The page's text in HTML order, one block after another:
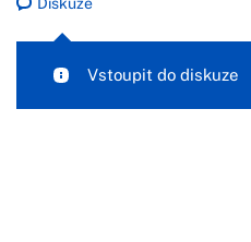
Vstoupit do diskuze